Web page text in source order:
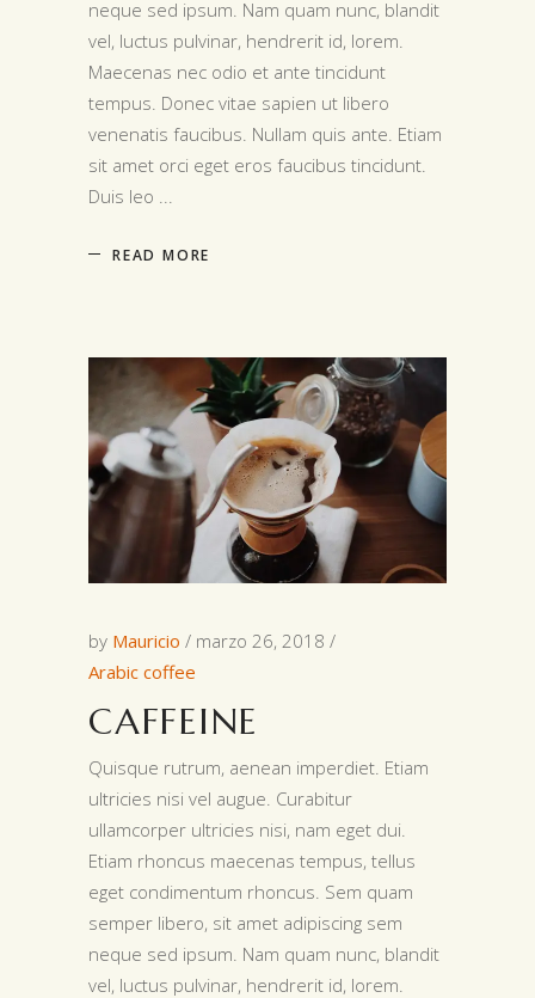
neque sed ipsum. Nam quam nunc, blandit
vel, luctus pulvinar, hendrerit id, lorem.
Maecenas nec odio et ante tincidunt
tempus. Donec vitae sapien ut libero
venenatis faucibus. Nullam quis ante. Etiam
sit amet orci eget eros faucibus tincidunt.
Duis leo
READ MORE
by Mauricio
marzo 26, 2018
Arabic coffee
CAFFEINE
Quisque rutrum, aenean imperdiet. Etiam
ultricies nisi vel augue. Curabitur
ullamcorper ultricies nisi, nam eget dui.
Etiam rhoncus maecenas tempus, tellus
eget condimentum rhoncus. Sem quam
semper libero, sit amet adipiscing sem
neque sed ipsum. Nam quam nunc, blandit
vel, luctus pulvinar, hendrerit id, lorem.